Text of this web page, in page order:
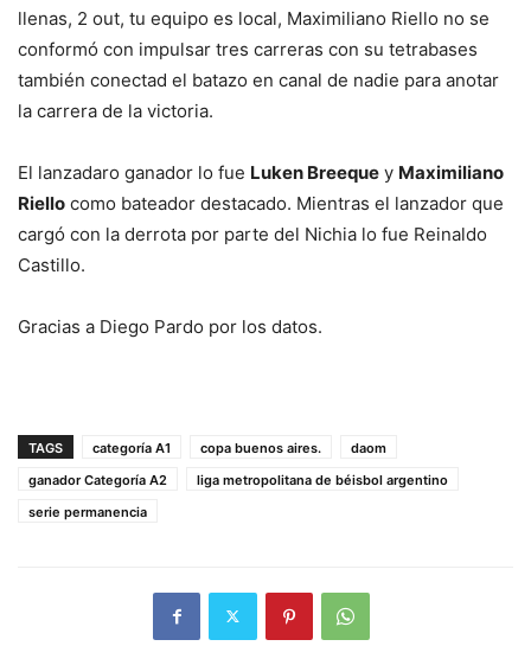
llenas, 2 out, tu equipo es local, Maximiliano Riello no se
conformó con impulsar tres carreras con su tetrabases
también conectad el batazo en canal de nadie para anotar
la carrera de la victoria.
El lanzadaro ganador lo fue Luken Breeque y Maximiliano
Riello como bateador destacado. Mientras el lanzador que
cargó con la derrota por parte del Nichia lo fue Reinaldo
Castillo.
Gracias a Diego Pardo por los datos.
TAGS categoría A1 copa buenos aires.
daom
ganador Categoría A2
liga metropolitana de béisbol argentino
serie permanencia